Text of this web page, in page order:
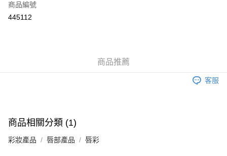
Apple Pay
付款後門市自取，訂單確認後2-4個工作天到店，7天內取。逾期後
商品編號
445112
商品推薦
客服
商品相關分類 (1)
彩妝產品 唇部產品 唇彩